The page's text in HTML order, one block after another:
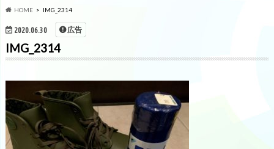
HOME IMG_2314
2020.06.30 広告
IMG_2314